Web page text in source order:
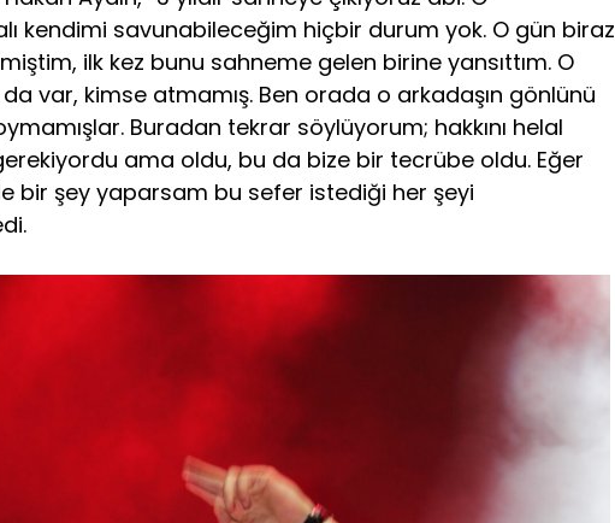
kendimi savunabileceğim hiçbir durum yok. O gün biraz
ilk kez bunu sahneme gelen birine yansıttım. O
var, kimse atmamış. Ben orada o arkadaşın gönlünü
Buradan tekrar söylüyorum; hakkını helal
ama oldu, bu da bize bir tecrübe oldu. Eğer
bir şey yaparsam bu sefer istediği her şeyi